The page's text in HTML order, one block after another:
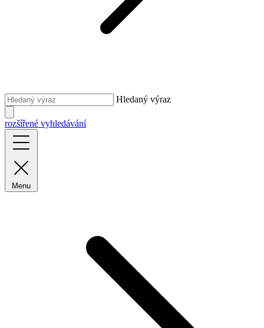
Hledaný výraz
rozšířené vyhledávání
Menu